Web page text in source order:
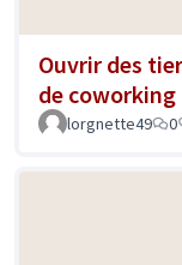
Ouvrir des
de
lorgnette49 0